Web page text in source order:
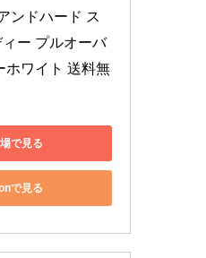
ンドハード ス
ー プルオーバ
ホワイト 送料無
で見る
で見る